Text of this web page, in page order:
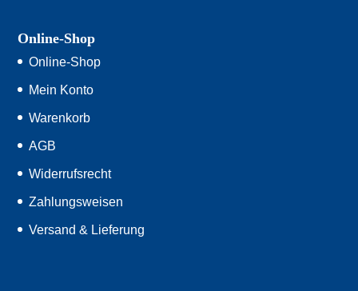
Online-Shop
Online-Shop
Mein Konto
Warenkorb
AGB
Widerrufsrecht
Zahlungsweisen
Versand & Lieferung